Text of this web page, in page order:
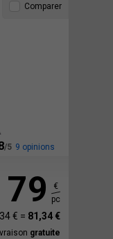
9 opinions
Comparer
79
€
pc
€ = 81,34 €
gratuite